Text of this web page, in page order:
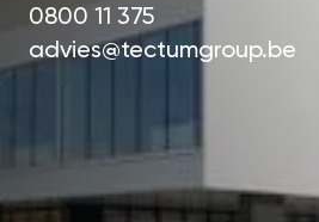
0800 11 375
advies@tectumgroup.be